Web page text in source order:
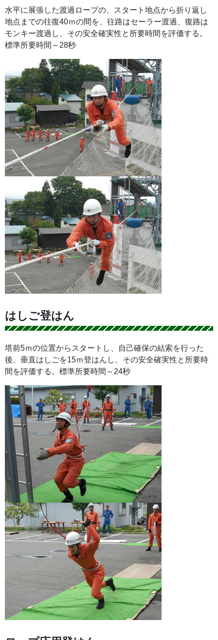
水平に展張した渡過ロープの、スタート地点から折り返し
地点までの往復40ｍの間を、往路はセーラー渡過、復路は
モンキー渡過し、その安全確実性と所要時間を評価する。
標準所要時間～28秒
はしご登はん
塔前5ｍの位置からスタートし、自己確保の結索を行った
後、垂直はしごを15ｍ登はんし、その安全確実性と所要時
間を評価する。標準所要時間～24秒